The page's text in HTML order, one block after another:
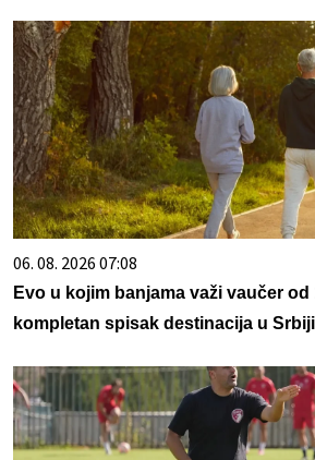
06. 08. 2026 07:08
Evo u kojim banjama važi vaučer od
kompletan spisak destinacija u Srbiji